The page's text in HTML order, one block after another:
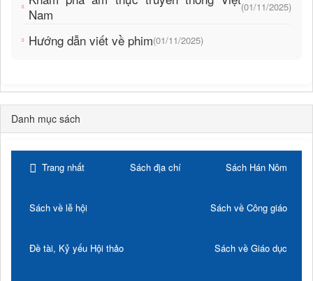
Nam
(01/11/2025)
Hướng dẫn viết về phim(01/11/2025)
Danh mục sách
Trang nhất Sách địa chí Sách Hán Nôm
Sách về lễ hội Sách về Công giáo
Đề tài, Kỷ yếu Hội thảo Sách về Giáo dục